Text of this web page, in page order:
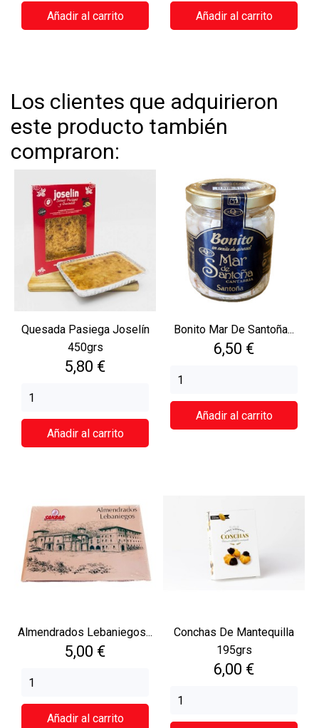
Añadir al carrito Añadir al carrito
Los clientes que adquirieron
este producto también
compraron:
Quesada Pasiega Joselín
450grs
Precio
5,80 €
Añadir al carrito
Bonito Mar De Santoña...
Precio
6,50 €
Añadir al carrito
Almendrados Lebaniegos...
Precio
5,00 €
Añadir al carrito
Conchas De Mantequilla
195grs
Precio
6,00 €